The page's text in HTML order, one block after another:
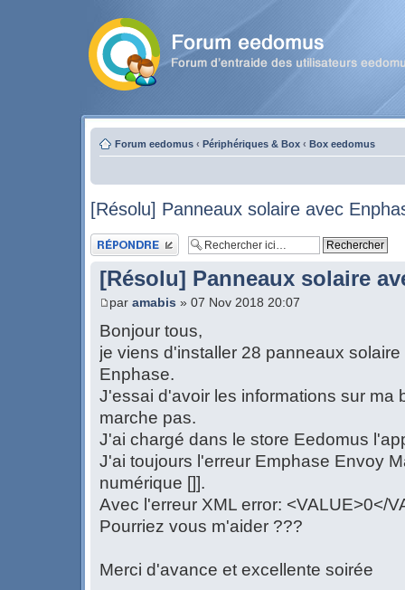
Forum eedomus ‹ Périphériques & Box ‹ Box eedomus
[Résolu] Panneaux solaire avec
Publier une réponse
[Résolu] Panneaux solaire
par amabis » 07 Nov 2018 20:07
Bonjour tous,
je viens d'installer 28 panneaux
Enphase.
J'essai d'avoir les informations sur ma
marche pas.
J'ai chargé dans le store Eedomus
J'ai toujours l'erreur Emphase Envoy
numérique []].
Avec l'erreur XML error: <VALUE>0</
Pourriez vous m'aider ???
Merci d'avance et excellente soirée